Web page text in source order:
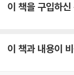
이 책을 구입하
이 책과 내용이